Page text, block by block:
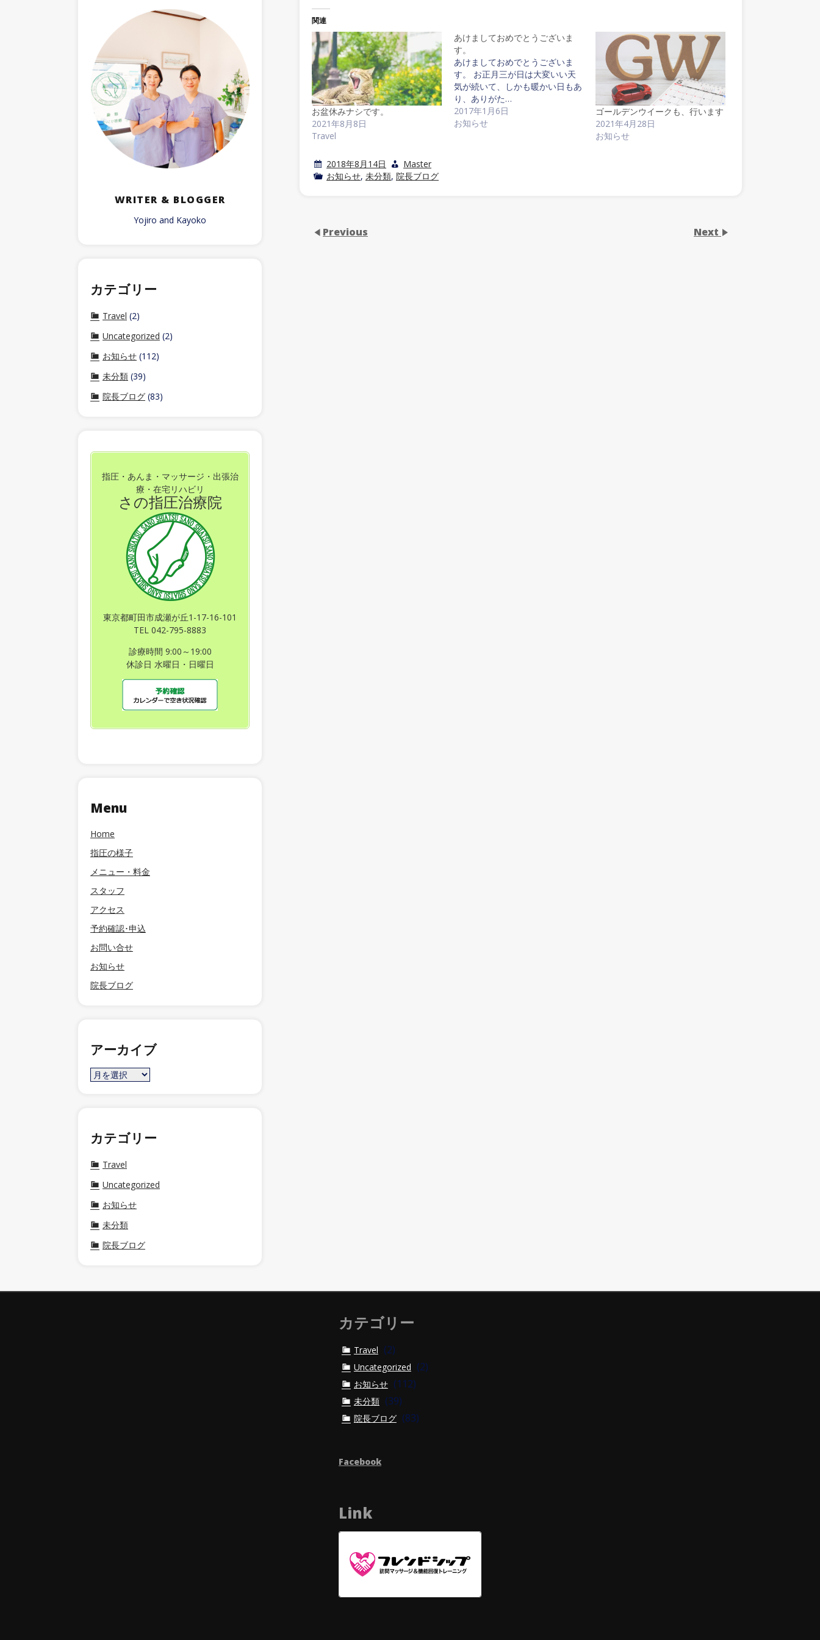
関連
お盆休みナシです。
2021年8月8日
Travel
あけましておめでとうございま
す。
あけましておめでとうございま
す。 お正月三が日は大変いい天
気が続いて、しかも暖かい日もあ
り、ありがた…
2017年1月6日
お知らせ
ゴールデンウイークも、行います
2021年4月28日
お知らせ
2018年8月14日
Master
お知らせ, 未分類, 院長ブログ
Previous Next
WRITER & BLOGGER
Yojiro and Kayoko
カテゴリー
Travel (2)
Uncategorized (2)
お知らせ (112)
未分類 (39)
院長ブログ (83)
指圧・あんま・マッサージ・出張治
療・在宅リハビリ
さの指圧治療院
東京都町田市成瀬が丘1-17-16-101
TEL 042-795-8883
診療時間 9:00～19:00
休診日 水曜日・日曜日
Menu
Home
指圧の様子
メニュー・料金
スタッフ
アクセス
予約確認･申込
お問い合せ
お知らせ
院長ブログ
アーカイブ
カテゴリー
Travel
Uncategorized
お知らせ
未分類
院長ブログ
カテゴリー
Travel (2)
Uncategorized (2)
お知らせ (112)
未分類 (39)
院長ブログ (83)
Facebook
Link